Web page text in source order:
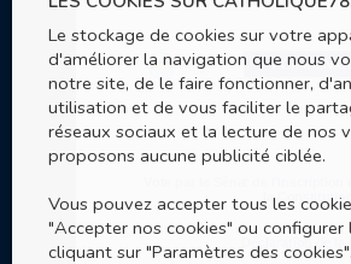
Le stockage de cookies sur votre
d'améliorer la navigation que nous
notre site, de le faire fonctionner,
utilisation et de vous faciliter le
réseaux sociaux et la lecture de nos
proposons aucune publicité ciblée.
Vous pouvez accepter tous les
"Accepter nos cookies" ou
cliquant sur "Paramètres des cookies".